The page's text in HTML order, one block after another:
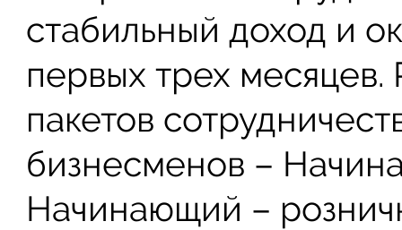
стабильный доход и
первых трех месяцев.
пакетов
бизнесменов –
Начинающий –